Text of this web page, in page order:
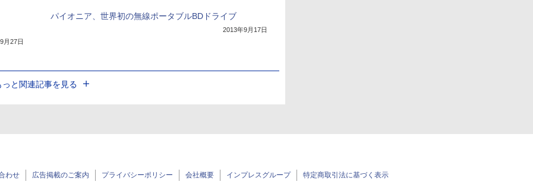
月27日
パイオニア、世界初の無線ポータブルBDドライブ
2013年9月17日
っと関連記事を見る
わせ 広告掲載のご案内 プライバシーポリシー 会社概要 インプレスグループ 特定商取引法に基づく表示